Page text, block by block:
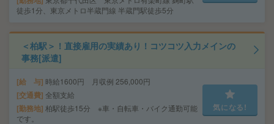
徒歩1分、東京メトロ半蔵門線 半蔵門駅徒歩5分
＜柏駅＞！直接雇用の実績あり！コツコツ入力メインの
事務[派遣]
給 与 時給1600円 月収例 256,000円
交通費 全額支給
勤務地 柏駅徒歩15分 ※車・自転車・バイク通勤可能
です。
気になる!